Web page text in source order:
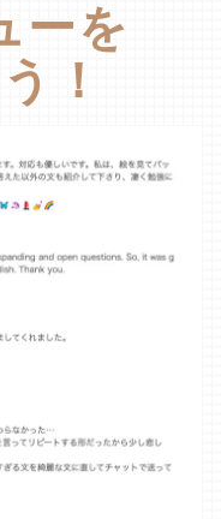
ーを
！